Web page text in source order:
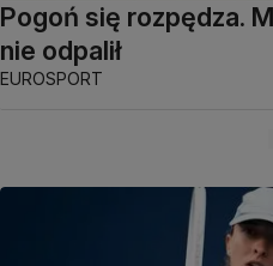
Pogoń się rozpędza.
nie odpalił
EUROSPORT